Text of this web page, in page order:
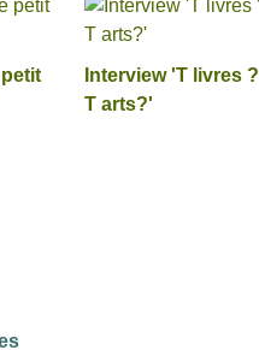
Interview 'T livres ?
T arts?'